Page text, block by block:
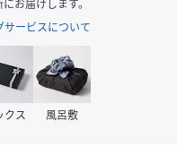
お届けします。
サービスについて
クス 風呂敷